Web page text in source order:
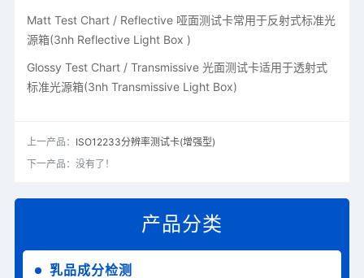
产品分类
乳品成分检测
Matt Test Chart / Reflective 哑面测试卡常用于反射式标准光
源箱(3nh Reflective Light Box )
Glossy Test Chart / Transmissive 光面测试卡适用于透射式
标准光源箱(3nh Transmissive Light Box)
上一产品： ISO12233分辨率测试卡(增强型)
下一产品：没有了！